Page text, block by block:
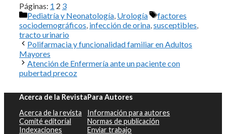
Páginas: 1 2 3
Categorías
Pediatría y Neonatología Urología Etiquetas
factores
sociodemográficos infección de orina susceptibles
tracto urinario
Polifarmacia y funcionalidad familiar en Adultos
Mayores
Atención de Enfermería ante un paciente con
pubertad precoz
Acerca de la Revista
Acerca de la revista
Comité editorial
Indexaciones
Para Autores
Información para autores
Normas de publicación
Enviar trabajo